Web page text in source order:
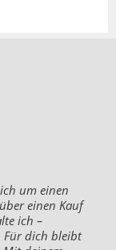
um einen
einen Kauf
ich –
Für dich bleibt